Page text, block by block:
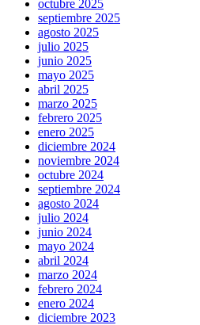
octubre 2025
septiembre 2025
agosto 2025
julio 2025
junio 2025
mayo 2025
abril 2025
marzo 2025
febrero 2025
enero 2025
diciembre 2024
noviembre 2024
octubre 2024
septiembre 2024
agosto 2024
julio 2024
junio 2024
mayo 2024
abril 2024
marzo 2024
febrero 2024
enero 2024
diciembre 2023